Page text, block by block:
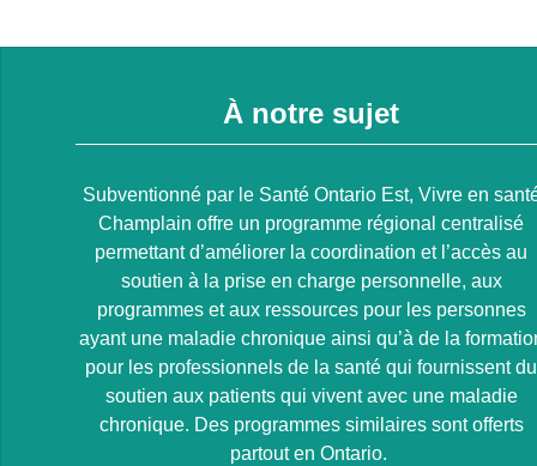
À notre sujet
Subventionné par le Santé Ontario Est, Vivre en
Champlain offre un programme régional centralisé
permettant d’améliorer la coordination et l’accès au
soutien à la prise en charge personnelle, aux
programmes et aux ressources pour les personnes
ayant une maladie chronique ainsi qu’à de la
pour les professionnels de la santé qui fournissent du
soutien aux patients qui vivent avec une maladie
chronique. Des programmes similaires sont offerts
partout en Ontario.